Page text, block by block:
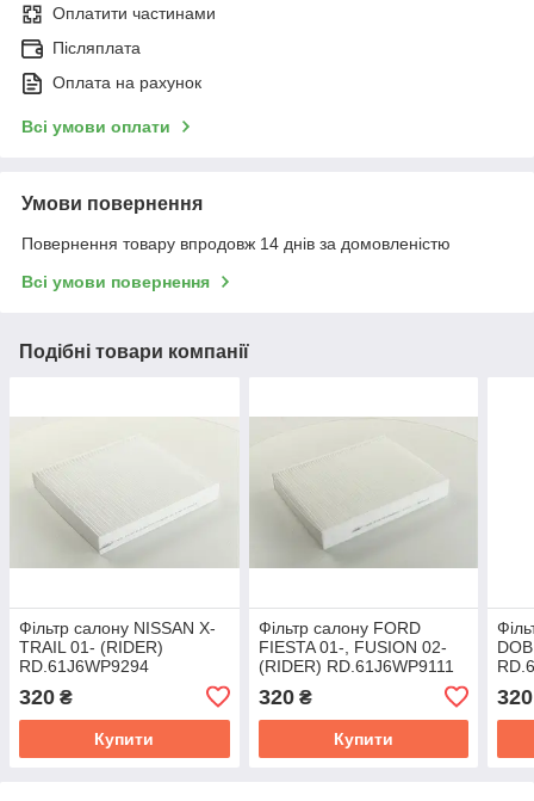
Оплатити частинами
Післяплата
Оплата на рахунок
Всі умови оплати
Умови повернення
Повернення товару впродовж 14 днів за домовленістю
Всі умови повернення
Подібні товари компанії
Фільтр салону NISSAN X-
TRAIL 01- (RIDER)
RD.61J6WP9294
320 ₴
Купити
Фільтр салону FORD
FIESTA 01-, FUSION 02-
(RIDER) RD.61J6WP9111
320₴
Купити
320